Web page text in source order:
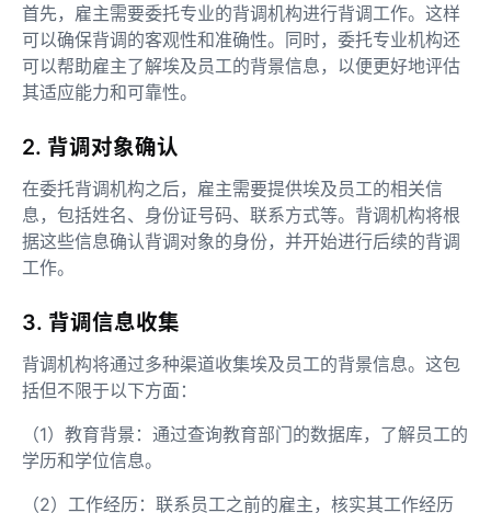
首先，雇主需要委托专业的背调机构进行背调工作。这样
可以确保背调的客观性和准确性。同时，委托专业机构还
可以帮助雇主了解埃及员工的背景信息，以便更好地评估
其适应能力和可靠性。
2. 背调对象确认
在委托背调机构之后，雇主需要提供埃及员工的相关信
息，包括姓名、身份证号码、联系方式等。背调机构将根
据这些信息确认背调对象的身份，并开始进行后续的背调
工作。
3. 背调信息收集
背调机构将通过多种渠道收集埃及员工的背景信息。这包
括但不限于以下方面：
（1）教育背景：通过查询教育部门的数据库，了解员工的
学历和学位信息。
（2）工作经历：联系员工之前的雇主，核实其工作经历